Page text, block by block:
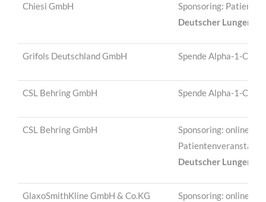
Chiesi GmbH
Sponsoring:
Deutscher
Grifols Deutschland GmbH Spende Alpha-1-
CSL Behring GmbH Spende Alpha-1-
CSL Behring GmbH
Sponsoring: online-
Deutscher
GlaxoSmithKline GmbH & Co.KG
Sponsoring: online-